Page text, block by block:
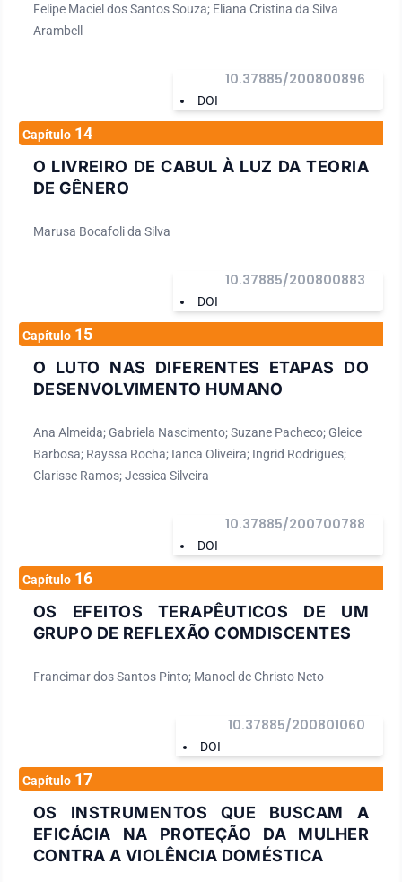
Felipe Maciel dos Santos Souza; Eliana Cristina da Silva
Arambell
DOI
10.37885/200800896
Capítulo 14
O LIVREIRO DE CABUL À LUZ DA TEORIA
DE GÊNERO
Marusa Bocafoli da Silva
DOI
10.37885/200800883
Capítulo 15
O LUTO NAS DIFERENTES ETAPAS DO
DESENVOLVIMENTO HUMANO
Ana Almeida; Gabriela Nascimento; Suzane Pacheco; Gleice
Barbosa; Rayssa Rocha; Ianca Oliveira; Ingrid Rodrigues;
Clarisse Ramos; Jessica Silveira
DOI
10.37885/200700788
Capítulo 16
OS EFEITOS TERAPÊUTICOS DE UM
GRUPO DE REFLEXÃO COMDISCENTES
Francimar dos Santos Pinto; Manoel de Christo Neto
DOI
10.37885/200801060
Capítulo 17
OS INSTRUMENTOS QUE BUSCAM A
EFICÁCIA NA PROTEÇÃO DA MULHER
CONTRA A VIOLÊNCIA DOMÉSTICA